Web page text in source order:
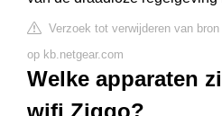
Verzoek tot verwijderen van bron
op kb.netgear.com
Welke apparaten
wifi Ziggo?